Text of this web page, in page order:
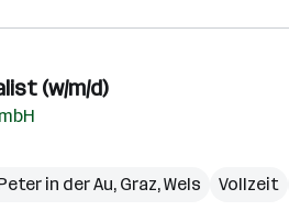
(w/m/d)
in der Au, Graz,Wels Vollzeit